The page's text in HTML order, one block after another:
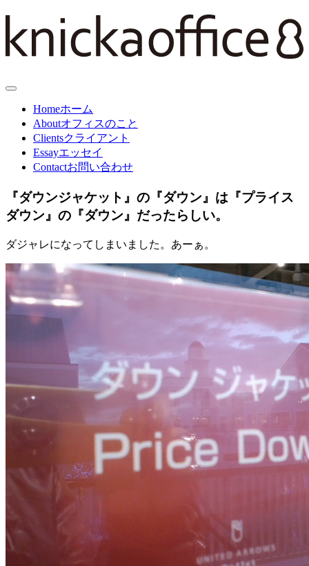
Homeホーム
Aboutオフィスのこと
Clientsクライアント
Essayエッセイ
Contactお問い合わせ
『ダウンジャケット』の『ダウン』は『プライス
ダウン』の『ダウン』だったらしい。
ダジャレになってしまいました。あーぁ。